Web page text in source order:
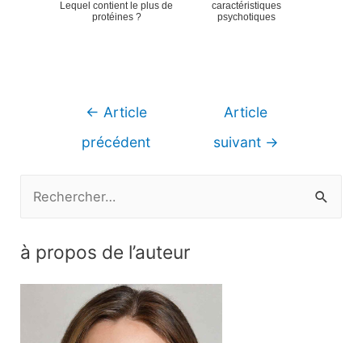
Lequel contient le plus de
protéines ?
caractéristiques
psychotiques
Navigation
← Article
précédent
Article
suivant →
h
à propos de l’auteur